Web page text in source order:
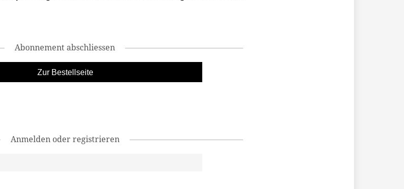
Abonnement abschliessen
Zur Bestellseite
Anmelden oder registrieren